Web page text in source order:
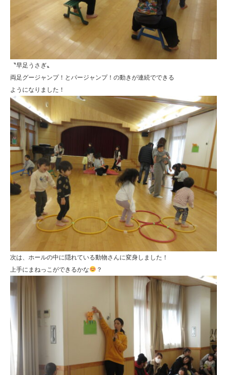
〝早足うさぎ〟
両足グージャンプ！とパージャンプ！の動きが連続でできる
ようになりました！
次は、ホールの中に隠れている動物さんに変身しました！
上手にまねっこができるかな
？